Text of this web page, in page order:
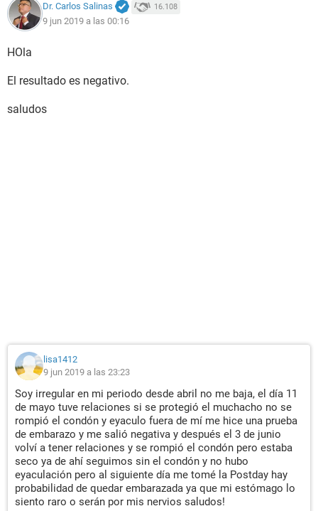
Dr. Carlos Salinas 16.108
9 jun 2019 a las 00:16
HOla
El resultado es negativo.
saludos
lisa1412
9 jun 2019 a las 23:23
Soy irregular en mi periodo desde abril no me baja, el día 11
de mayo tuve relaciones si se protegió el muchacho no se
rompió el condón y eyaculo fuera de mí me hice una prueba
de embarazo y me salió negativa y después el 3 de junio
volví a tener relaciones y se rompió el condón pero estaba
seco ya de ahí seguimos sin el condón y no hubo
eyaculación pero al siguiente día me tomé la Postday hay
probabilidad de quedar embarazada ya que mi estómago lo
siento raro o serán por mis nervios saludos!